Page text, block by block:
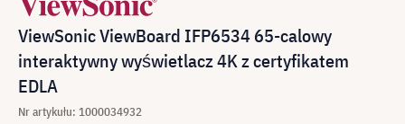
ViewSonic ViewBoard IFP6534 65-calowy
interaktywny wyświetlacz 4K z certyfikatem
EDLA
Nr artykułu: 1000034932